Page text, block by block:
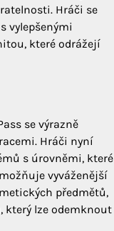
Hráči se
vylepšenými
které odrážejí
se výrazně
Hráči nyní
s úrovněmi, které
vyváženější
předmětů,
který lze odemknout